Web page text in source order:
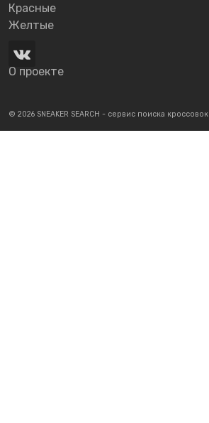
Красные
Желтые
О проекте
© 2026 SNEAKER SEARCH - сервис поиска кроссовок